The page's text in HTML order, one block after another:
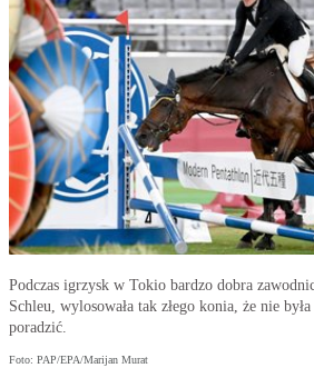
Podczas igrzysk w Tokio bardzo dobra
Schleu, wylosowała tak złego konia, że nie
poradzić.
Foto: PAP/EPA/Marijan Murat